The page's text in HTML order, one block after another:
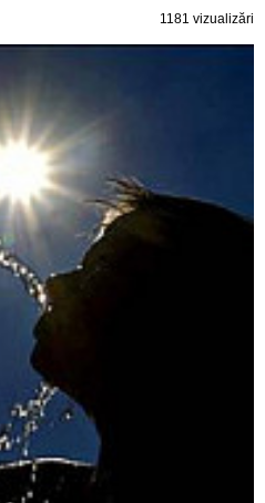
1181 vizualizări